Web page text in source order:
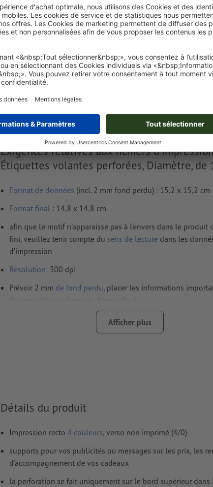
Je dépose mes fichiers
€ 47,80
Livraison approx. :
mar. 18 août - mer. 19 août
Poids: env.
107,5 g
Exigences relatives aux fichiers
Étiquettes volantes perforées, Diamètre, de
Format de données (incl. 2 mm fond perdu) : 15,2 x 15,2 cm
Format final : 14,8 x 14,8 cm
afin que le motif n’apparaisse pas à l’envers dans le produit
fini, veuillez tenir compte du sens de lecture dans les
d’impression
Résolution: 300 dpi
Prévoir 2 mm de fond perdu, placer les informations
doivent être incorporées ou les
commentaires
Le contenu deschamps de formulairesera imprimé
Comment créer correctement des fichiers d'impression?
Afficher plus
Détails du produit
Impression recto 4 couleurs, verso non imprimé (4/0)
supports pour vos publicités ou messages sur les prix, les
d’accompagnement de vos cadeaux
la perforation se fait uniquement sur le bord supérieur dans